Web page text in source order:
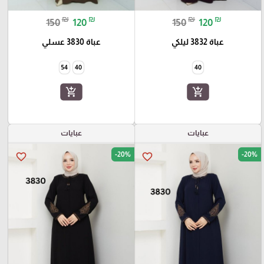
150₪ 120 ₪
عباة 3832 ليلكي
40
add_shopping_cart
150₪ 120 ₪
عباة 3830 عسلي
40
54
add_shopping_cart
عبايات
favorite_border -20%
عبايات
favorite_border -20%